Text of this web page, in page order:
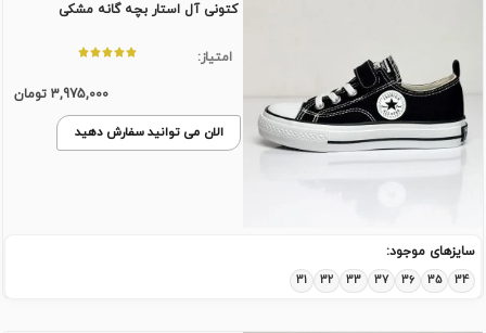
کتونی آل استار بچه گانه مشکی
امتیاز:
3,975,000 تومان
الان می توانید سفارش دهید
سایزهای موجود:
34
35
36
37
33
32
31